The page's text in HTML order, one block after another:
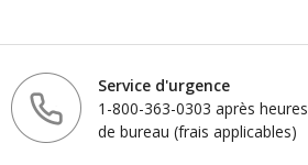
Service d'urgence
1-800-363-0303 après heures
de bureau (frais applicables)